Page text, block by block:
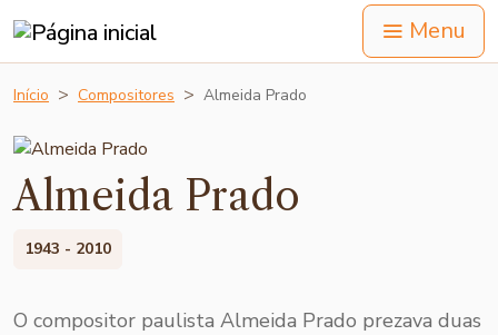
Menu
Início Compositores Almeida Prado
Almeida Prado
1943 - 2010
O compositor paulista Almeida Prado prezava duas